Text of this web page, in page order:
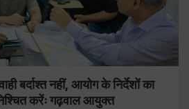
बर्दाश्त नहीं, आयोग के निर्देशों का
करेंः गढ़वाल आयुक्त